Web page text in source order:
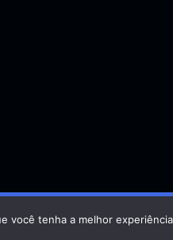
você tenha a melhor